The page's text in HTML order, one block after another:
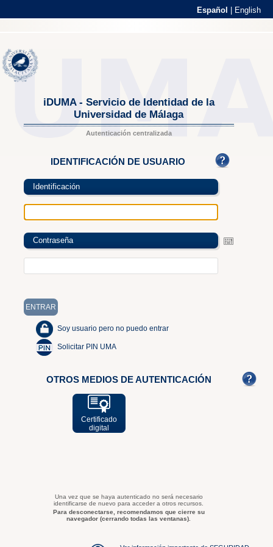
Español English
iDUMA - Servicio de Identidad de la
Universidad de Málaga
Autenticación centralizada
IDENTIFICACIÓN DE USUARIO
Identificación
Contraseña
Soy usuario pero no puedo entrar
Solicitar PIN UMA
OTROS MEDIOS DE AUTENTICACIÓN
Certificado
digital
Una vez que se haya autenticado no será necesario
identificarse de nuevo para acceder a otros recursos.
Para desconectarse, recomendamos que cierre su
navegador (cerrando todas las ventanas).